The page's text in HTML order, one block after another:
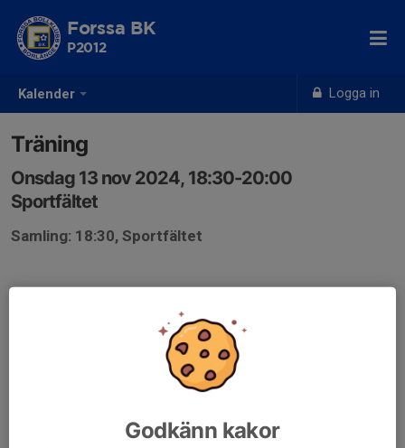
Kalender Logga in
Forssa BK
P2012
Träning
Onsdag 13 nov 2024, 18:30-20:00
Sportfältet
Samling: 18:30, Sportfältet
Godkänn kakor